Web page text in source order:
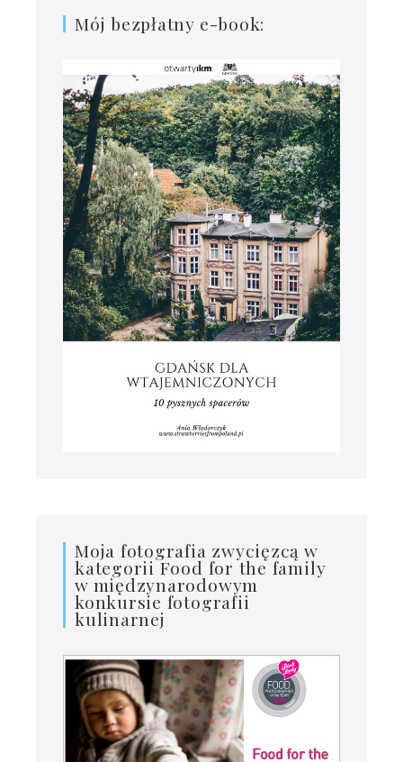
Mój bezpłatny e-book:
Moja fotografia zwycięzcą w
kategorii Food for the family
w międzynarodowym
konkursie fotografii
kulinarnej